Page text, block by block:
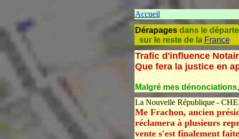
Accueil
Dérapages dans le
sur le reste de la France
Trafic d'influence
Que fera la justice en
Malgré mes
La Nouvelle République -
Me Frachon, ancien
réclamera à plusieurs
vente s'est finalement